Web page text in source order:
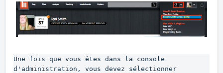
Une fois que vous êtes dans la console
d'administration, vous devez sélectionner